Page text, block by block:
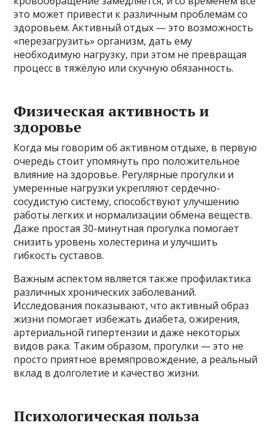
это может привести к различным проблемам со
здоровьем. Активный отдых — это возможность
«перезагрузить» организм, дать ему
необходимую нагрузку, при этом не превращая
процесс в тяжёлую или скучную обязанность.
Физическая активность и
здоровье
Когда мы говорим об активном отдыхе, в первую
очередь стоит упомянуть про положительное
влияние на здоровье. Регулярные прогулки и
умеренные нагрузки укрепляют сердечно-
сосудистую систему, способствуют улучшению
работы легких и нормализации обмена веществ.
Даже простая 30-минутная прогулка помогает
снизить уровень холестерина и улучшить
гибкость суставов.
Важным аспектом является также профилактика
различных хронических заболеваний.
Исследования показывают, что активный образ
жизни помогает избежать диабета, ожирения,
артериальной гипертензии и даже некоторых
видов рака. Таким образом, прогулки — это не
просто приятное времяпровождение, а реальный
вклад в долголетие и качество жизни.
Психологическая польза